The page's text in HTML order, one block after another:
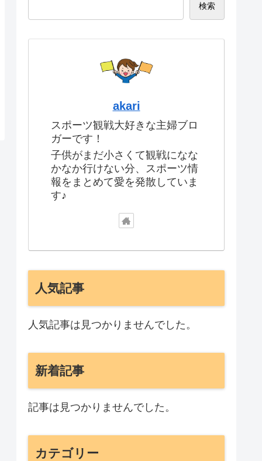
検索
akari
スポーツ観戦大好きな主婦ブロ
ガーです！
子供がまだ小さくて観戦になな
かなか行けない分、スポーツ情
報をまとめて愛を発散していま
す♪
人気記事
人気記事は見つかりませんでした。
新着記事
記事は見つかりませんでした。
カテゴリー